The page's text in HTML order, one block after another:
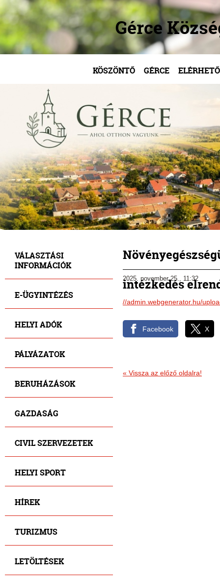
Gérce
KÖSZÖNTŐ GÉRCE
VÁLASZTÁSI
INFORMÁCIÓK
E-ÜGYINTÉZÉS
HELYI ADÓK
PÁLYÁZATOK
BERUHÁZÁSOK
GAZDASÁG
CIVIL SZERVEZETEK
HELYI SPORT
HÍREK
TURIZMUS
LETÖLTÉSEK
intézkedés
2025. november 25., 11:32
//admin.webgenerator.hu/
Facebook X
« Vissza az előző oldalra!